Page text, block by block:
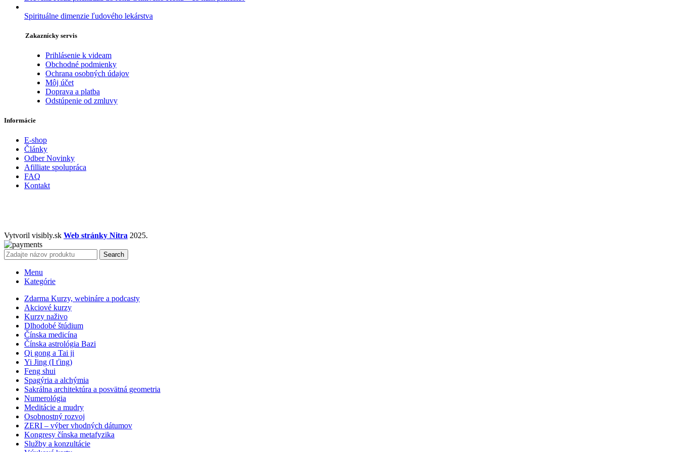
Spirituálne dimenzie ľudového lekárstva
Zakaznícky servis
Prihlásenie k videam
Obchodné podmienky
Ochrana osobných údajov
Môj účet
Doprava a platba
Odstúpenie od zmluvy
Informácie
E-shop
Články
Odber Novinky
Afilliate spolupráca
FAQ
Kontakt
Vytvoril visibly.sk Web stránky Nitra 2025.
Search
Menu
Kategórie
Zdarma Kurzy, webináre a podcasty
Akciové kurzy
Kurzy naživo
Dlhodobé štúdium
Čínska medicína
Čínska astrológia Bazi
Qi gong a Tai ji
Yi Jing (I ťing)
Feng shui
Spagýria a alchýmia
Sakrálna architektúra a posvätná geometria
Numerológia
Meditácie a mudry
Osobnostný rozvoj
ZERI – výber vhodných dátumov
Kongresy čínska metafyzika
Služby a konzultácie